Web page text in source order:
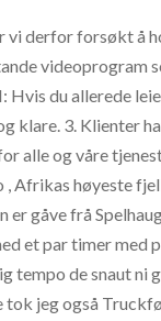
vi derfor forsøkt å
videoprogram
Hvis du allerede
klare. 3. Klienter
alle og våre
Afrikas høyeste
er gåve frå
et par timer
tempo de snaut ni
tok jeg også